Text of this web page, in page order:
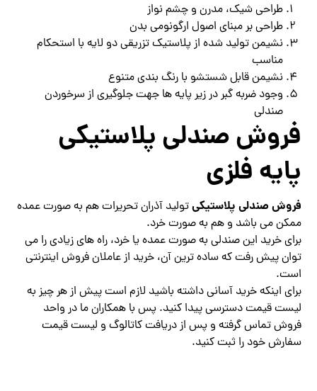
طراحی شیک، مدرن و چشم نواز
طراحی بر مبنای اصول ارگونومی بدن
نشیمن تولید شده از پلاستیک تزریقی دو لایه با استحکام
مناسب
نشیمن قابل شستشو با رنگ بندی متنوع
وجود ضربه گبر در زیر پایه ها جهت جلوگیری از سرخوردن
صندلی
فروش صندلی پلاستیکی
پایه فلزی
فروش صندلی پلاستیکیتولید آذران تحریرات هم به صورت عمده
ممکن می باشد و هم به صورت خرد.
برای خرید این صندلی به صورت عمده یا خرد، راه های زیادی را می
توان پیش رفت که ساده ترین آن، خرید از عاملان فروش اینترنتی
است.
برای اینکه خرید آسانی داشته باشید لازم است پیش از هر چیز به
لیست قیمت دسترسی پیدا کنید. پس با همکاران ما در واحد
فروش تماس گرفته و پس از دریافت کاتالوگ و لیست قیمت
سفارش خود را ثبت کنید.